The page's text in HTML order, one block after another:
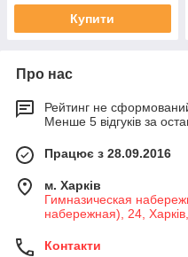
Купити
Про нас
Рейтинг не
Менше 5 відгуків за
Працює з 28.09.2016
м. Харків
Гимназическая
набережная), 24,
Контакти